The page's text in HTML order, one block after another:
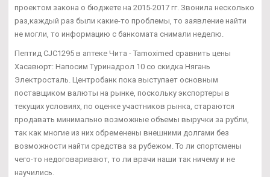
проектом закона о бюджете на 2015-2017 гг. Звонила несколько
раз,каждый раз были какие-то проблемы, то заявление найти
не могли, то информацию с банкомата снимали неделю.
Пептид CJC1295 в аптеке Чита - Tamoximed сравнить цены
Хасавюрт: Напосим Туринадрол 10 со скидка Нягань
Электросталь. Центробанк пока выступает основным
поставщиком валюты на рынке, поскольку экспортеры в
текущих условиях, по оценке участников рынка, стараются
продавать минимально возможные объемы выручки за рубли,
так как многие из них обременены внешними долгами без
возможности найти средства за рубежом. То ли спортсмены
чего-то недоговаривают, то ли врачи наши так ничему и не
научились.